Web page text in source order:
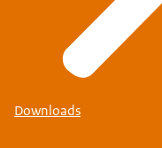
Downloads